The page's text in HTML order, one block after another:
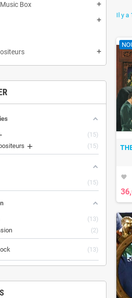
Box add
add
add
15
15
15
13
2
13
Il y a
favorite